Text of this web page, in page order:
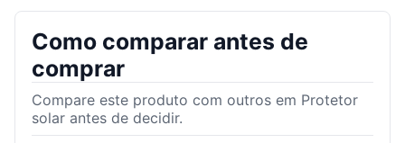
Como comparar antes de
comprar
Compare este produto com outros em Protetor
solar antes de decidir.